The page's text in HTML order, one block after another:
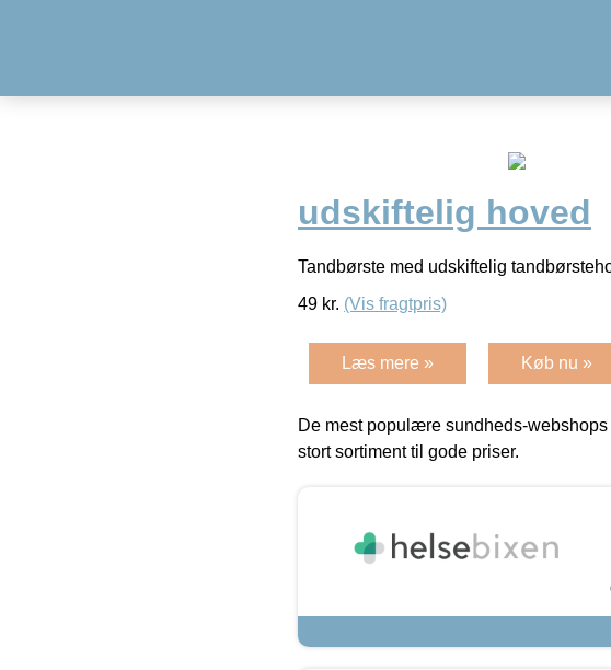
udskiftelig hoved
Tandbørste med udskiftelig
49 kr. (Vis fragtpris)
Læs mere » Køb nu »
De mest populære sundheds-
stort sortiment til gode priser.